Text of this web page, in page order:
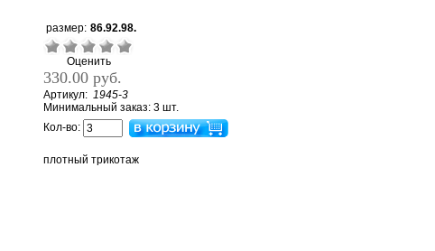
размер: 86.92.98.
Оценить
330.00 руб.
Артикул: 1945-3
Минимальный заказ: 3 шт.
Кол-во:
плотный трикотаж